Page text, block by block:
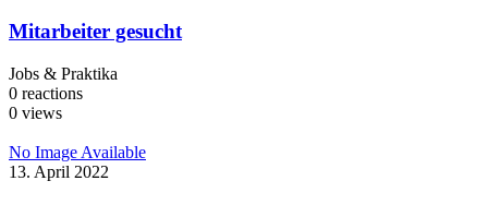
Mitarbeiter gesucht
Jobs & Praktika
0 reactions
0 views
No Image Available
13. April 2022